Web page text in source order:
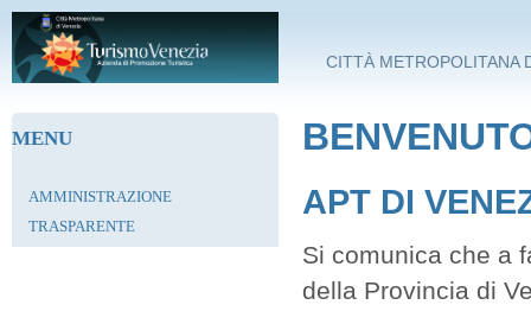
Salta al contenuto principale
CITTÀ METROPOLITANA
MENU
AMMINISTRAZIONE
TRASPARENTE
APT DI
Si comunica che a
della Provincia di